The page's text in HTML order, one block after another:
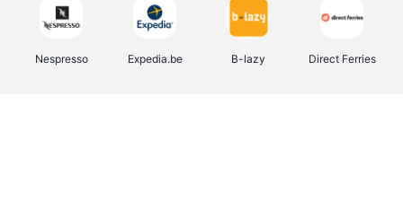
Nespresso Expedia.be B-lazy Direct Ferries